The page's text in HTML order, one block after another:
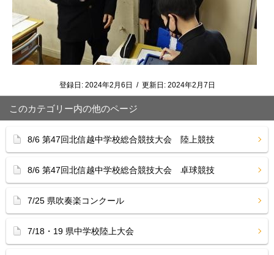
登録日: 2024年2月6日 / 更新日: 2024年2月7日
このカテゴリー内の他のページ
8/6 第47回北信越中学校総合競技大会 陸上競技
8/6 第47回北信越中学校総合競技大会 卓球競技
7/25 県吹奏楽コンクール
7/18・19 県中学校陸上大会